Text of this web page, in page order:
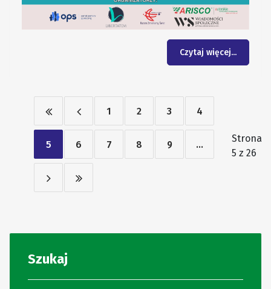
Szukaj
Czytaj więcej...
1 2 3 4
5 6 7 8 9 ...
Strona
5 z 26